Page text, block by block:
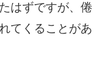
はずですが、倦
てくることがあ